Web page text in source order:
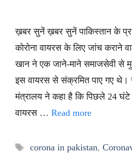
ख़बर सुनें ख़बर सुनें पाकिस्तान के
कोरोना वायरस के लिए जांच कराने
खान ने एक जाने-माने समाजसेवी से
इस वायरस से संक्रमित पाए गए थे।
मंत्रालय ने कहा है कि पिछले 24 घंटे
वायरस … Read more
Tags
corona in pakistan,